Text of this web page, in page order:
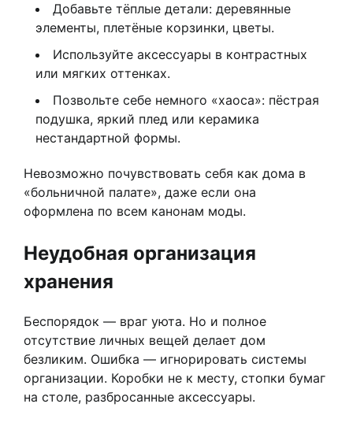
Добавьте тёплые детали: деревянные
элементы, плетёные корзинки, цветы.
Используйте аксессуары в контрастных
или мягких оттенках.
Позвольте себе немного «хаоса»: пёстрая
подушка, яркий плед или керамика
нестандартной формы.
Невозможно почувствовать себя как дома в
«больничной палате», даже если она
оформлена по всем канонам моды.
Неудобная организация
хранения
Беспорядок — враг уюта. Но и полное
отсутствие личных вещей делает дом
безликим. Ошибка — игнорировать системы
организации. Коробки не к месту, стопки бумаг
на столе, разбросанные аксессуары.